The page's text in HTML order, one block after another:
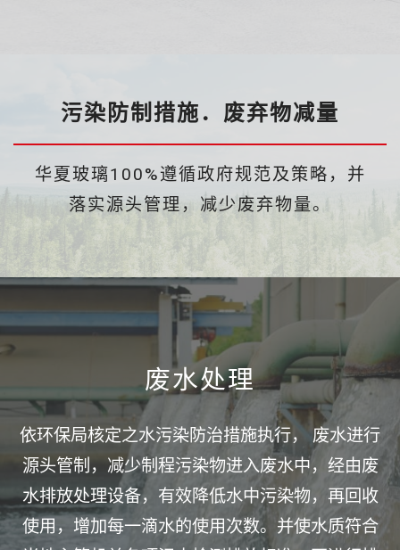
污染防制措施．废弃物减量
华夏玻璃100%遵循政府规范及策略，并
落实源头管理，减少废弃物量。
废水处理
依环保局核定之水污染防治措施执行， 废水进行
源头管制，减少制程污染物进入废水中，经由废
水排放处理设备，有效降低水中污染物，再回收
使用，增加每一滴水的使用次数。并使水质符合